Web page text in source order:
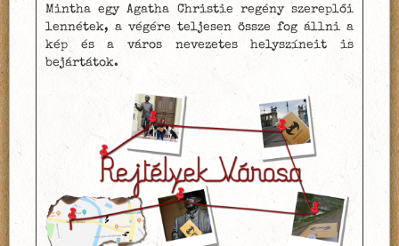
Mintha egy Agatha Christie regény szereplői
lennétek, a végére teljesen össze fog állni a
kép és a város nevezetes helyszíneit is
bejártátok.